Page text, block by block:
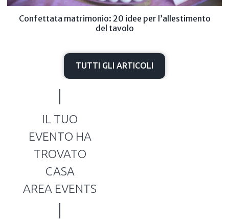
Confettata matrimonio: 20 idee per l’allestimento
del tavolo
TUTTI GLI ARTICOLI
IL TUO
EVENTO HA
TROVATO
CASA
AREA EVENTS